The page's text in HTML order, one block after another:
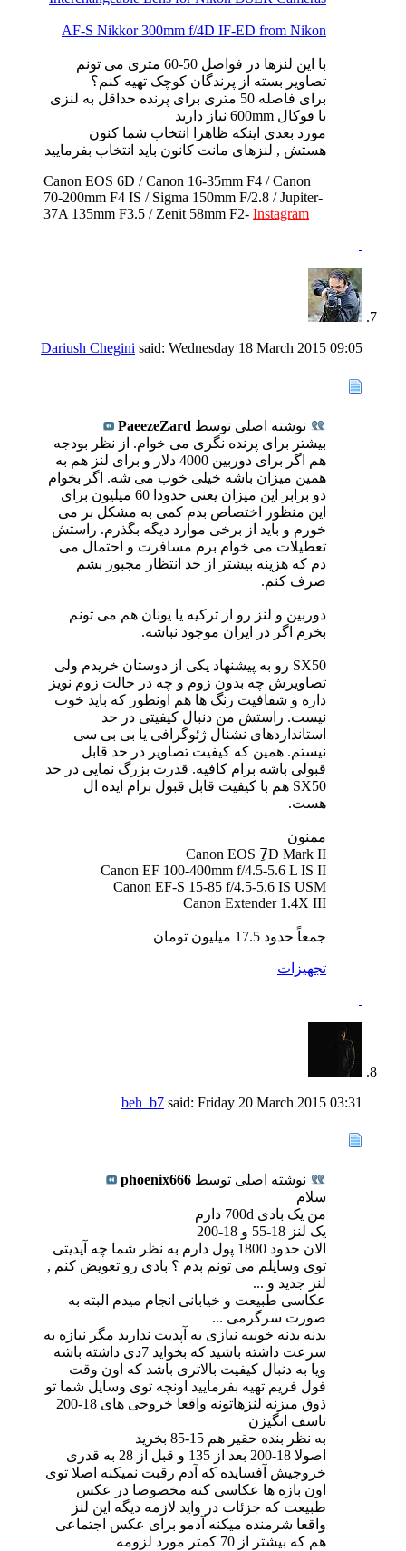
AF-S Nikkor 300mm f/4D IF-ED from Nikon
با این لنزها در فواصل 50-60 متری می تونم
تصاویر بسته از پرندگان کوچک تهیه کنم؟
برای فاصله 50 متری برای پرنده حداقل به لنزی
با فوکال 600mm نیاز دارید
مورد بعدی اینکه ظاهرا انتخاب شما کنون
هستش , لنزهای مانت کانون باید انتخاب بفرمایید
Canon EOS 6D / Canon 16-35mm F4 / Canon
70-200mm F4 IS / Sigma 150mm F/2.8 / Jupiter-
37A 135mm F3.5 / Zenit 58mm F2- Instagram
Dariush Chegini said: Wednesday 18 March 2015 09:05
نوشته اصلی توسط PaeezeZard
بیشتر برای پرنده نگری می خوام. از نظر بودجه
هم اگر برای دوربین 4000 دلار و برای لنز هم به
همین میزان باشه خیلی خوب می شه. اگر بخوام
دو برابر این میزان یعنی حدودا 60 میلیون برای
این منظور اختصاص بدم کمی به مشکل بر می
خورم و باید از برخی موارد دیگه بگذرم. راستش
تعطیلات می خوام برم مسافرت و احتمال می
دم که هزینه بیشتر از حد انتظار مجبور بشم
صرف کنم.
دوربین و لنز رو از ترکیه یا یونان هم می تونم
بخرم اگر در ایران موجود نباشه.
SX50 رو به پیشنهاد یکی از دوستان خریدم ولی
تصاویرش چه بدون زوم و چه در حالت زوم نویز
داره و شفافیت رنگ ها هم اونطور که باید خوب
نیست. راستش من دنبال کیفیتی در حد
استانداردهای نشنال ژئوگرافی یا بی بی سی
نیستم. همین که کیفیت تصاویر در حد قابل
قبولی باشه برام کافیه. قدرت بزرگ نمایی در حد
SX50 هم با کیفیت قابل قبول برام ایده ال
هست.
ممنون
Canon EOS 7ِD Mark II
Canon EF 100-400mm f/4.5-5.6 L IS II
Canon EF-S 15-85 f/4.5-5.6 IS USM
Canon Extender 1.4X III
جمعاً حدود 17.5 ميليون تومان
تجهيزات
beh_b7 said: Friday 20 March 2015 03:31
نوشته اصلی توسط phoenix666
سلام
من یک بادی 700d دارم
یک لنز 18-55 و 18-200
الان حدود 1800 پول دارم به نظر شما چه آپدیتی
توی وسایلم می تونم بدم ؟ بادی رو تعویض کنم ,
لنز جدید و ...
عکاسی طبیعت و خیابانی انجام میدم البته به
صورت سرگرمی ...
بدنه بدنه خوبیه نیازی به آپدیت ندارید مگر نیازه به
سرعت داشته باشید که بخواید 7دی داشته باشه
ویا به دنبال کیفیت بالاتری باشد که اون وقت
فول فریم تهیه بفرمایید اونچه توی وسایل شما تو
ذوق میزنه لنزهاتونه واقعا خروجی های 18-200
تاسف انگیزن
به نظر بنده حقیر هم 15-85 بخرید
اصولا 18-200 بعد از 135 و قبل از 28 به قدری
خروجیش آفسایده که آدم رقبت نمیکنه اصلا توی
اون بازه ها عکاسی کنه مخصوصا در عکس
طبیعت که جزئات در واید لازمه دیگه این لنز
واقعا شرمنده میکنه آدمو برای عکس اجتماعی
هم که بیشتر از 70 کمتر مورد لزومه